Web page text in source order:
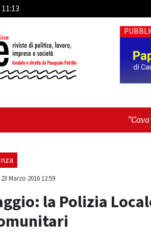
"Cava de’ Tirreni, La
Park ha sconfitto
23 Marzo 2016 12:59
la Polizia